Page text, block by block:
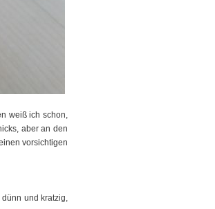
weiß ich schon,
aber an den
vorsichtigen
und kratzig,